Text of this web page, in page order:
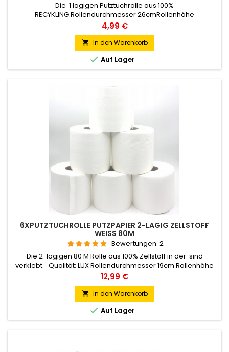
Die 1 lagigen Putztuchrolle aus 100%
RECYKLING.Rollendurchmesser 26cmRollenhöhe
25cmKerndurchmesser 6 cmMaterial: RECYKLINGLagen:1-
lagigFarbe: grünBlatt 22 x 25 cm, ca. 1130
Blatt/RollePerforation: JaFlächengewicht 40g/m2Sie erhalten
1 Rollen.
Preis
4,99 €
 In den Warenkorb
 Auf Lager
6XPUTZTUCHROLLE PUTZPAPIER 2-LAGIG ZELLSTOFF
WEISS 80M
Bewertungen: 2
Die 2-lagigen 80 M Rolle aus 100% Zellstoff in der sind
verklebt. Qualität: LUX Rollendurchmesser 19cm Rollenhöhe
20 cm Kerndurchmesser 6 cm Material: Zellstoff Lagen:2-
lagig Farbe: weiß Blatt 22 x 20 cm, Perforation: Ja
Flächengewicht 2x18 g/m2
Preis
12,99 €
 In den Warenkorb
 Auf Lager